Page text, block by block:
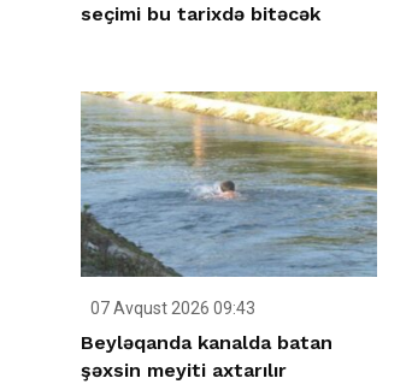
seçimi bu tarixdə bitəcək
07 Avqust 2026 09:43
Beyləqanda kanalda batan
şəxsin meyiti axtarılır